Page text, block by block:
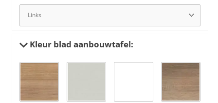
Kleur blad aanbouwtafel: